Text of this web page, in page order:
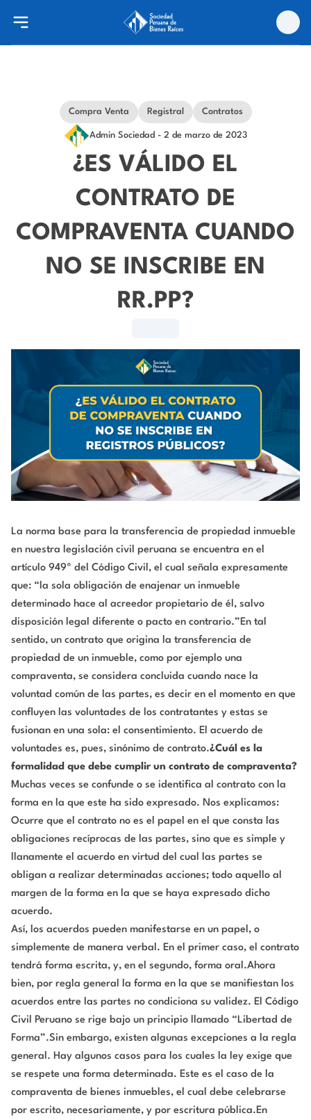
Compra Venta Registral Contratos
Admin Sociedad - 2 de marzo de 2023
¿ES VÁLIDO EL
CONTRATO DE
COMPRAVENTA CUANDO
NO SE INSCRIBE EN
RR.PP?
La norma base para la transferencia de propiedad inmueble
en nuestra legislación civil peruana se encuentra en el
artículo 949º del Código Civil, el cual señala expresamente
que: “la sola obligación de enajenar un inmueble
determinado hace al acreedor propietario de él, salvo
disposición legal diferente o pacto en contrario.”En tal
sentido, un contrato que origina la transferencia de
propiedad de un inmueble, como por ejemplo una
compraventa, se considera concluida cuando nace la
voluntad común de las partes, es decir en el momento en que
confluyen las voluntades de los contratantes y estas se
fusionan en una sola: el consentimiento. El acuerdo de
voluntades es, pues, sinónimo de contrato.¿Cuál es la
formalidad que debe cumplir un contrato de compraventa?
Muchas veces se confunde o se identifica al contrato con la
forma en la que este ha sido expresado. Nos explicamos:
Ocurre que el contrato no es el papel en el que consta las
obligaciones recíprocas de las partes, sino que es simple y
llanamente el acuerdo en virtud del cual las partes se
obligan a realizar determinadas acciones; todo aquello al
margen de la forma en la que se haya expresado dicho
acuerdo.
Así, los acuerdos pueden manifestarse en un papel, o
simplemente de manera verbal. En el primer caso, el contrato
tendrá forma escrita, y, en el segundo, forma oral.Ahora
bien, por regla general la forma en la que se manifiestan los
acuerdos entre las partes no condiciona su validez. El Código
Civil Peruano se rige bajo un principio llamado “Libertad de
Forma”.Sin embargo, existen algunas excepciones a la regla
general. Hay algunos casos para los cuales la ley exige que
se respete una forma determinada. Este es el caso de la
compraventa de bienes inmuebles, el cual debe celebrarse
por escrito, necesariamente, y por escritura pública.En